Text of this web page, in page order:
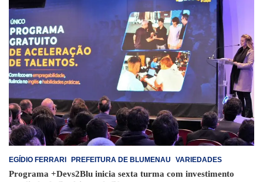
EGÍDIO FERRARI PREFEITURA DE BLUMENAU VARIEDADES
Programa +Devs2Blu inicia sexta turma com investimento